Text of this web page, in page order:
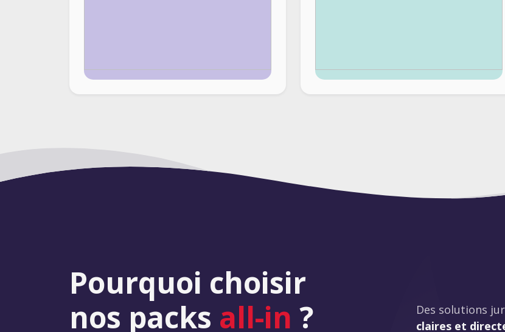
Pourquoi choisir
nos packs all-in ? Des solutions
claires et